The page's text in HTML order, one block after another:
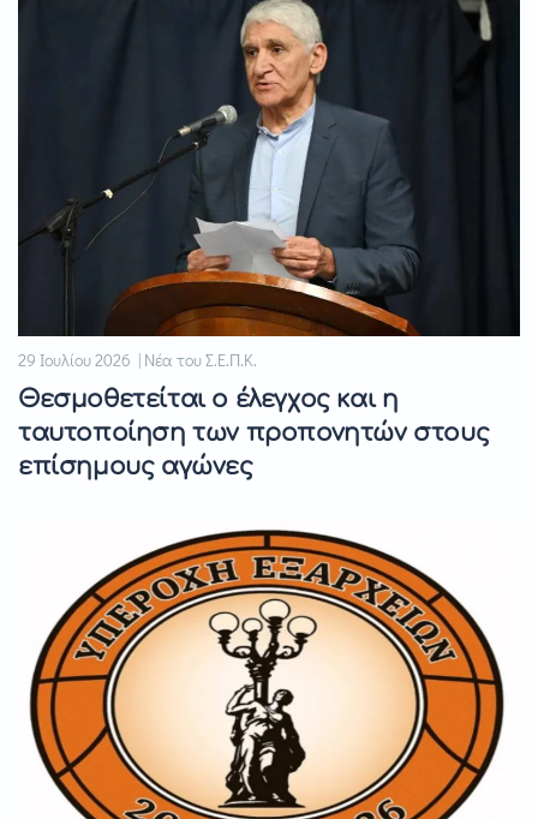
29 Ιουλίου 2026 | Νέα του Σ.Ε.Π.Κ.
Θεσμοθετείται ο έλεγχος και η
ταυτοποίηση των προπονητών στους
επίσημους αγώνες